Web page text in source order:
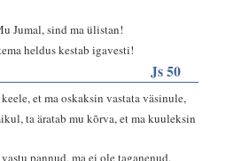
Jumal, sind ma ülistan!
heldus kestab igavesti!
Js 50
et ma oskaksin vastata väsinule,
ta äratab mu kõrva, et ma kuuleksin
pannud, ma ei ole taganenud.